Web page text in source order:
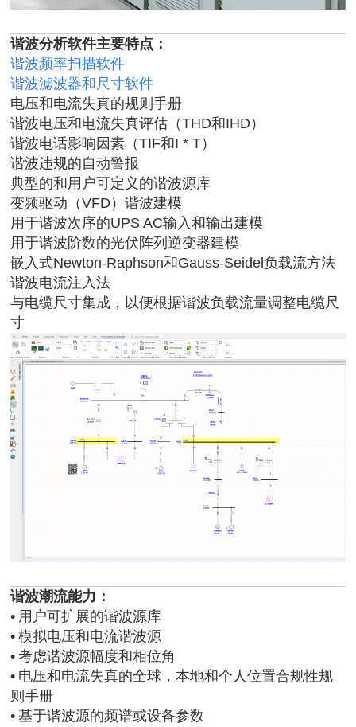
谐波分析软件主要特点：
谐波频率扫描软件
谐波滤波器和尺寸软件
电压和电流失真的规则手册
谐波电压和电流失真评估（THD和IHD ）
谐波电话影响因素（TIF和I * T）
谐波违规的自动警报
典型的和用户可定义的谐波源库
变频驱动（VFD ）谐波建模
用于谐波次序的UPS AC输入和输出建模
用于谐波阶数的光伏阵列逆变器建模
嵌入式Newton-Raphson和Gauss-Seidel负载流方法
谐波电流注入法
与电缆尺寸集成，以便根据谐波负载流量调整电缆尺
寸
谐波潮流能力：
• 用户可扩展的谐波源库
• 模拟电压和电流谐波源
• 考虑谐波源幅度和相位角
• 电压和电流失真的全球，本地和个人位置合规性规
则手册
• 基于谐波源的频谱或设备参数